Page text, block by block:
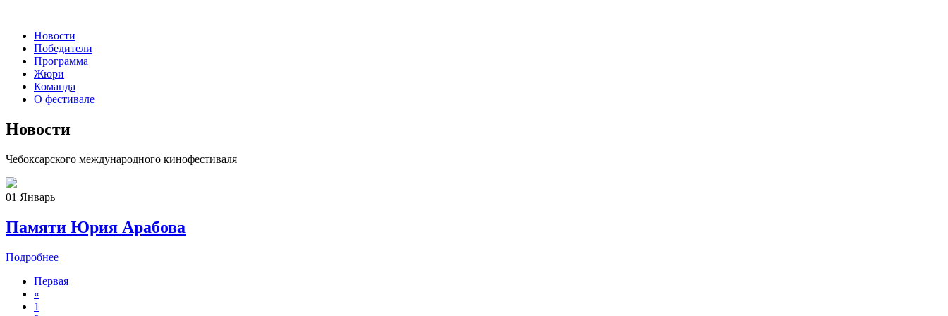
Новости
Победители
Программа
Жюри
Команда
О фестивале
Новости
Чебоксарского международного кинофестиваля
01 Январь
Памяти Юрия Арабова
Подробнее
Первая
«
1